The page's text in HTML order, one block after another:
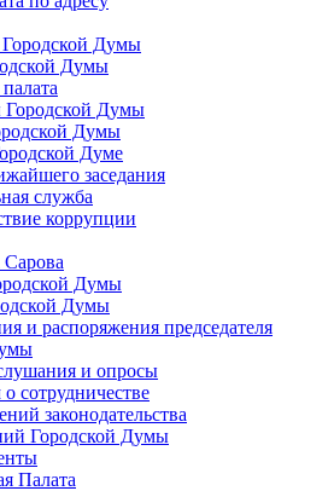
Городской Думы
Думы
Городской Думы
Думы
Думе
заседания
служба
коррупции
Сарова
Думы
Думы
и распоряжения председателя
и опросы
сотрудничестве
законодательства
Городской Думы
Палата